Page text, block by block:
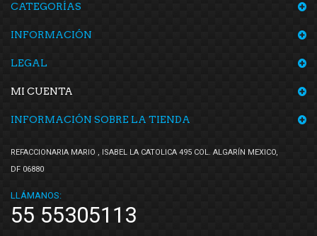
CATEGORÍAS
INFORMACIÓN
LEGAL
MI CUENTA
INFORMACIÓN SOBRE LA TIENDA
REFACCIONARIA MARIO , ISABEL LA CATOLICA 495 COL. ALGARÍN MEXICO,
DF 06880
LLÁMANOS:
55 55305113